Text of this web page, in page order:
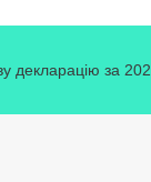
декларацію за